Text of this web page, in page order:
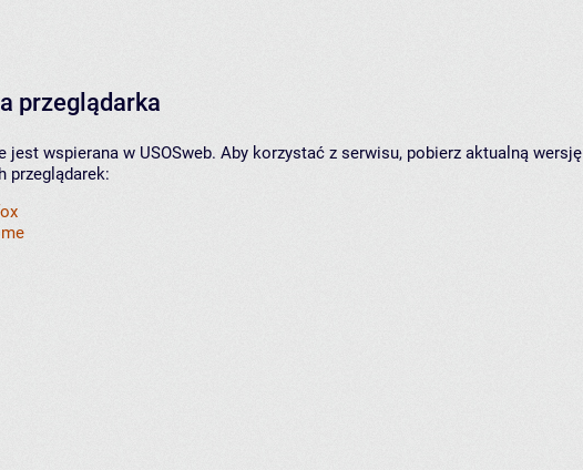
przeglądarka
jest wspierana w USOSweb. Aby korzystać z serwisu, pobierz aktualną wersję
przeglądarek: